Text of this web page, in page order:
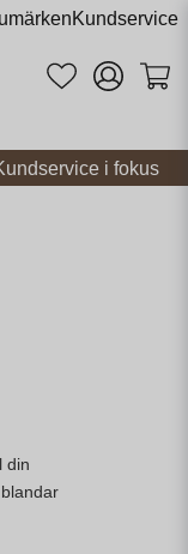
Kundservice
i fokus
din